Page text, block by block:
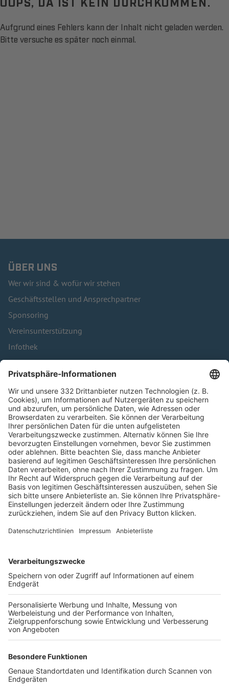
Aufgrund eines Fehlers kann der Inhalt nicht geladen werden.
Bitte versuche es später noch einmal.
ÜBER UNS
Wer wir sind & wofür wir stehen
Geschäftsstellen und Ansprechpartner
Sponsoring
Vereinsunterstützung
Infothek
Kontakt
HÄUFIG BESUCHTE SEITEN
Pässe und Vereinswechsel
Trainerausbildung
Schulungsangebot Vereinsmitarbeiter
BFV-Geschäftsstellen
Trainerbörse
Login SpielPlus
FOLGE DEM BFV
TOP-VEREINE
TOP-PARTNER